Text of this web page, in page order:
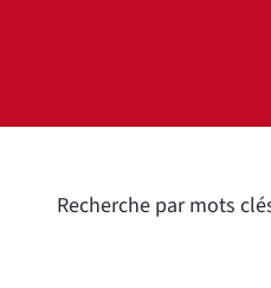
Recherche par mots